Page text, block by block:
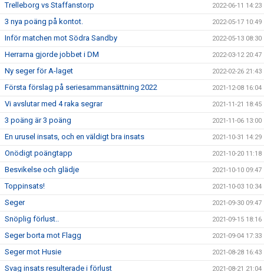
Trelleborg vs Staffanstorp 2022-06-11 14:23
3 nya poäng på kontot. 2022-05-17 10:49
Inför matchen mot Södra Sandby 2022-05-13 08:30
Herrarna gjorde jobbet i DM 2022-03-12 20:47
Ny seger för A-laget 2022-02-26 21:43
Första förslag på seriesammansättning 2022 2021-12-08 16:04
Vi avslutar med 4 raka segrar 2021-11-21 18:45
3 poäng är 3 poäng 2021-11-06 13:00
En urusel insats, och en väldigt bra insats 2021-10-31 14:29
Onödigt poängtapp 2021-10-20 11:18
Besvikelse och glädje 2021-10-10 09:47
Toppinsats! 2021-10-03 10:34
Seger 2021-09-30 09:47
Snöplig förlust.. 2021-09-15 18:16
Seger borta mot Flagg 2021-09-04 17:33
Seger mot Husie 2021-08-28 16:43
Svag insats resulterade i förlust 2021-08-21 21:04